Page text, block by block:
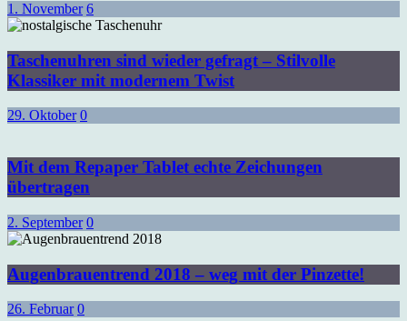
1. November 6
Taschenuhren sind wieder gefragt – Stilvolle
Klassiker mit modernem Twist
29. Oktober 0
Mit dem Repaper Tablet echte Zeichungen
übertragen
2. September 0
Augenbrauentrend 2018 – weg mit der Pinzette!
26. Februar 0